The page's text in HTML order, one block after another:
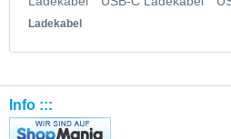
Ladekabel
Info :::